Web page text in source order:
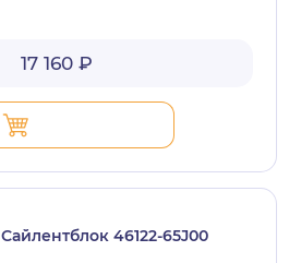
17 160 ₽
Сайлентблок 46122-65J00